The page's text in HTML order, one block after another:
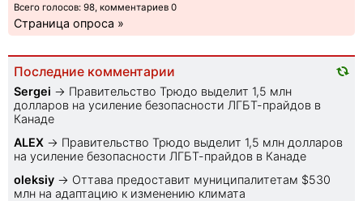
Всего голосов: 98, комментариев 0
Страница опроса »
Последние комментарии
Sеrgei → Правительство Трюдо выделит 1,5 млн
долларов на усиление безопасности ЛГБТ-прайдов в
Канаде
ALEX → Правительство Трюдо выделит 1,5 млн долларов
на усиление безопасности ЛГБТ-прайдов в Канаде
oleksiy → Оттава предоставит муниципалитетам $530
млн на адаптацию к изменению климата